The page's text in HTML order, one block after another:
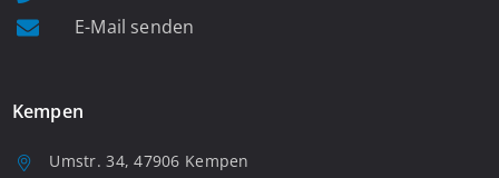
E-Mail senden
Kempen
Umstr. 34, 47906 Kempen